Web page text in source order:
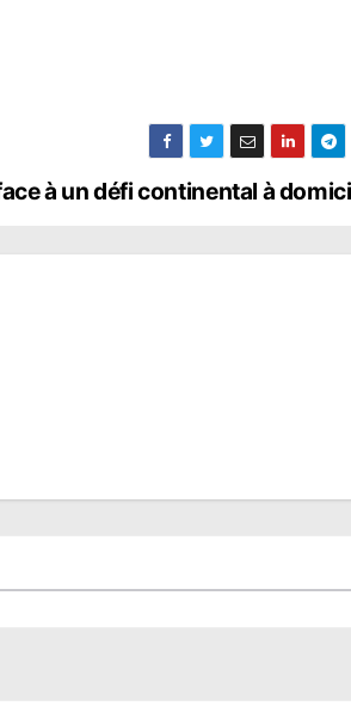
à un défi continental à